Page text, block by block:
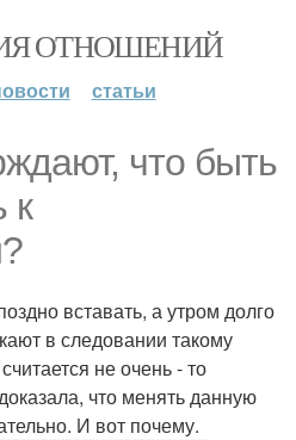
ОТНОШЕНИЙ
статьи
что быть
к
вставать, а утром долго
в следовании такому
не очень - то
что менять данную
И вот почему.